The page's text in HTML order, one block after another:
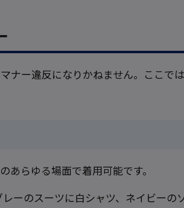
ー違反になりかねません。ここで
らゆる場面で着用可能です。
ーのスーツに白シャツ、ネイビーの